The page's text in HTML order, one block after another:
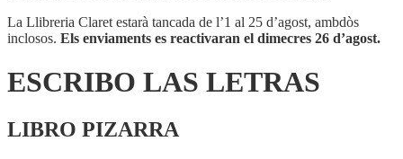
La Llibreria Claret estarà tancada de l’1 al 25 d’agost, ambdòs
inclosos. Els enviaments es reactivaran el dimecres 26 d’agost.
ESCRIBO LAS LETRAS
LIBRO PIZARRA